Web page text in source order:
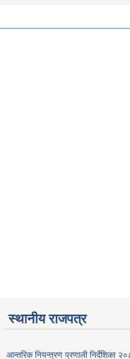
स्थानीय राजपत्र
आन्तरिक नियन्त्रण प्रणाली निर्देशिका